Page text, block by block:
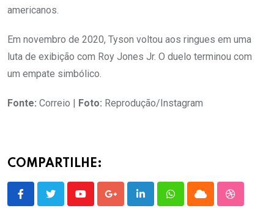
americanos.
Em novembro de 2020, Tyson voltou aos ringues em uma
luta de exibição com Roy Jones Jr. O duelo terminou com
um empate simbólico.
Fonte: Correio | Foto: Reprodução/Instagram
COMPARTILHE:
YoutubeGoogle+LinkedInWhatsappCloud